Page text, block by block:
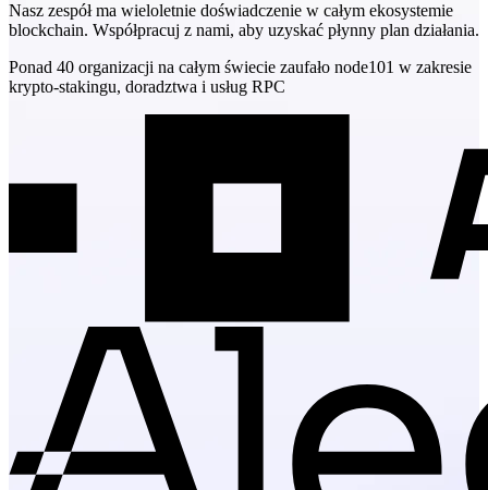
Nasz zespół ma wieloletnie doświadczenie w całym ekosystemie
blockchain. Współpracuj z nami, aby uzyskać płynny plan działania.
Ponad 40 organizacji na całym świecie zaufało node101 w zakresie
krypto-stakingu, doradztwa i usług RPC